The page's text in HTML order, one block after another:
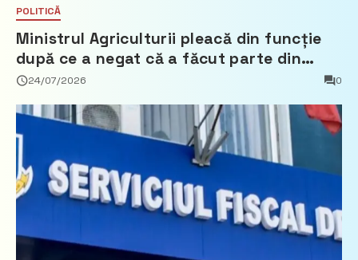
POLITICĂ
Ministrul Agriculturii pleacă din funcție
după ce a negat că a făcut parte din
Partidul Democrat
24/07/2026 0